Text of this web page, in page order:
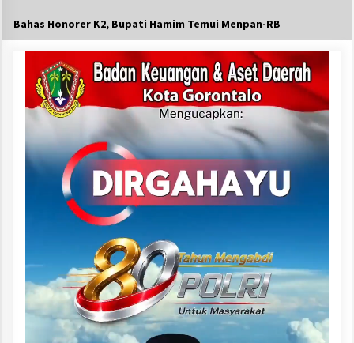
Bahas Honorer K2, Bupati Hamim Temui Menpan-RB